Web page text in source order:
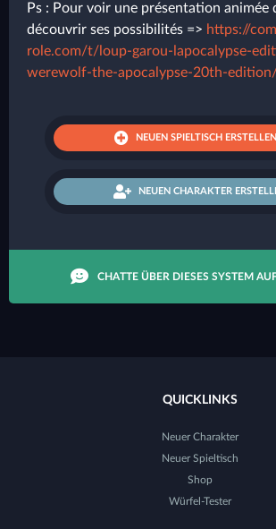
Ps : Pour voir une présentation animée
découvrir ses possibilités => https://
role.com/t/loup-garou-lapocalypse-
werewolf-the-apocalypse-20th-
NEUEN SPIELTISCH ERSTELLEN
NEUEN CHARAKTER
CHATTE ÜBER DIESES SYSTEM
QUICKLINKS
Neuer Charakter
Neuer Spieltisch
Shop
Würfel-Tester